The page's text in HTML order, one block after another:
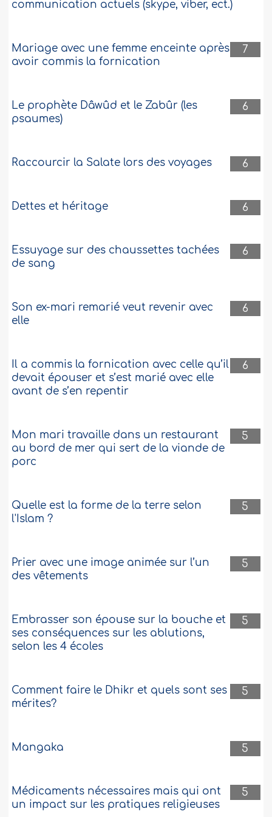
Prénom Ambre
Ambre, qui se prononce Anbar en arabe,
car on m’a dit c’était un prénom
musulman lorsque j’ai effectué des
mais je voulais être sur de cette
signification...Plus
communication actuels (skype, viber, ect.)
7
Mariage avec une femme enceinte après
avoir commis la fornication
6
Le prophète Dâwûd et le Zabûr (les
psaumes)
6
Raccourcir la Salate lors des voyages
6
Dettes et héritage
6
Essuyage sur des chaussettes tachées
de sang
6
Son ex-mari remarié veut revenir avec
elle
6
Il a commis la fornication avec celle qu’il
devait épouser et s’est marié avec elle
avant de s’en repentir
5
Mon mari travaille dans un restaurant
au bord de mer qui sert de la viande de
porc
5
Quelle est la forme de la terre selon
l'Islam ?
5
Prier avec une image animée sur l’un
des vêtements
5
Embrasser son épouse sur la bouche et
ses conséquences sur les ablutions,
selon les 4 écoles
5
Comment faire le Dhikr et quels sont ses
mérites?
5
Mangaka
5
Médicaments nécessaires mais qui ont
un impact sur les pratiques religieuses